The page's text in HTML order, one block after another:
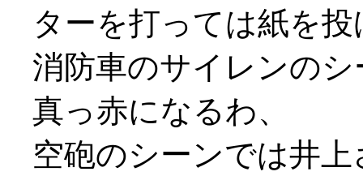
ターを打っては紙を
消防車のサイレンの
真っ赤になるわ、
空砲のシーンでは井